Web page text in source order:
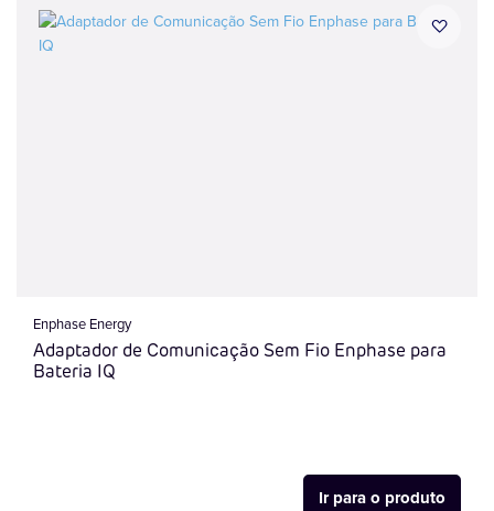
Enphase Energy
Adaptador de Comunicação Sem Fio Enphase para
Bateria IQ
Ir para o produto